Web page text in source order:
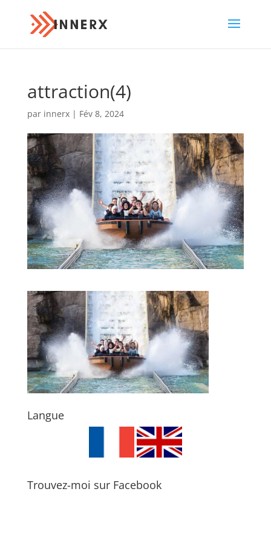
attraction(4)
par innerx| Fév 8, 2024
Langue
Trouvez-moi sur Facebook